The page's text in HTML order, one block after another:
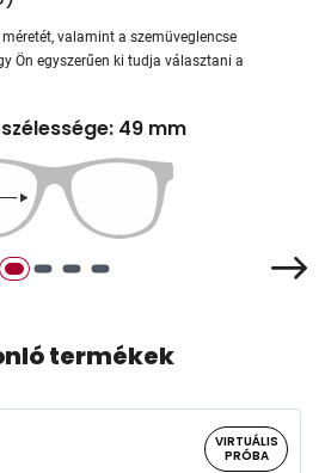
valamint a szemüveglencse
Ön egyszerűen ki tudja választani a
49 mm
termékek
VIRTUÁLIS
PRÓBA